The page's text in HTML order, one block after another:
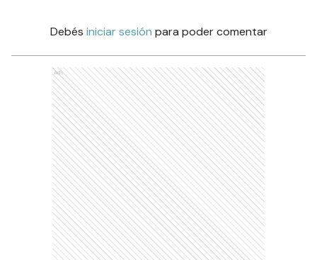
Debés iniciar sesión para poder comentar
Ads